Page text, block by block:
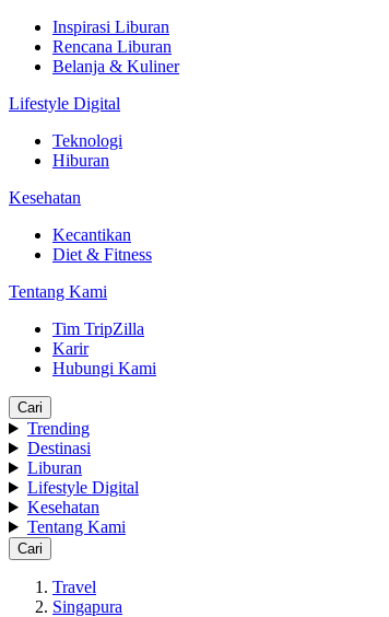
Inspirasi Liburan
Rencana Liburan
Belanja & Kuliner
Lifestyle Digital
Teknologi
Hiburan
Kesehatan
Kecantikan
Diet & Fitness
Tentang Kami
Tim TripZilla
Karir
Hubungi Kami
Cari
Trending
Destinasi
Liburan
Lifestyle Digital
Kesehatan
Tentang Kami
Cari
Travel
Singapura